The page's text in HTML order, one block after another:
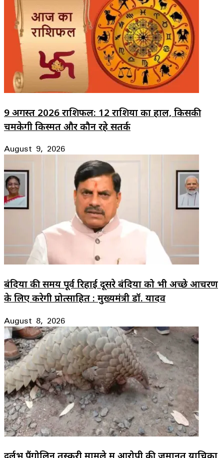
9 अगस्त 2026 राशिफल: 12 राशियों का हाल, किसकी
चमकेगी किस्मत और कौन रहे सतर्क
August 9, 2026
बंदियों की समय पूर्व रिहाई दूसरे बंदियों को भी अच्छे आचरण
के लिए करेगी प्रोत्साहित : मुख्यमंत्री डॉ. यादव
August 8, 2026
दुर्लभ पैंगोलिन तस्करी मामले में आरोपी की जमानत याचिका